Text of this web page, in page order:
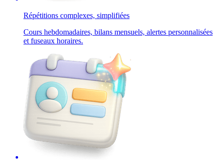
Répétitions complexes, simplifiées
Cours hebdomadaires, bilans mensuels, alertes personnalisées
et fuseaux horaires.